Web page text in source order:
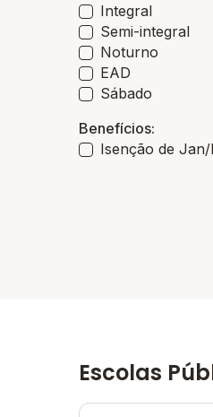
Integral
Semi-integral
Noturno
EAD
Sábado
Benefícios:
Isenção de Jan/
Escolas